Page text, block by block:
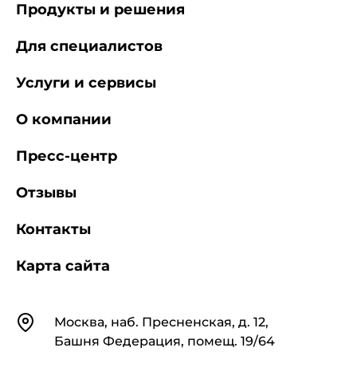
КонтактыМосква, наб. Пресненская, д. 12,
Башня Федерация, помещ. 19/64
Продукты и решения
Для специалистов
Услуги и сервисы
О компании
Пресс-центр
Отзывы
Контакты
Карта сайта